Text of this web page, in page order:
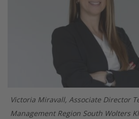
Victoria Miravall, Associate Director Technology Product
Management Region South Wolters